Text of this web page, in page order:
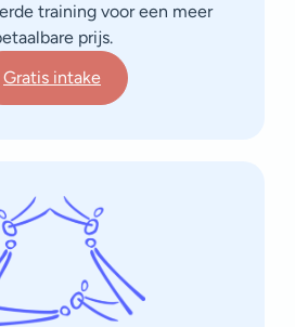
training voor een meer
prijs.
Gratis intake